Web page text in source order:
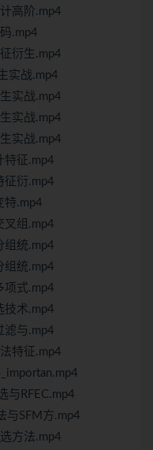
高阶.mp4
.mp4
衍生.mp4
实战.mp4
实战.mp4
实战.mp4
实战.mp4
特征.mp4
征衍.mp4
特.mp4
叉组.mp4
组统.mp4
组统.mp4
项式.mp4
技术.mp4
滤与.mp4
特征.mp4
与RFEC.mp4
与SFM方.mp4
方法.mp4